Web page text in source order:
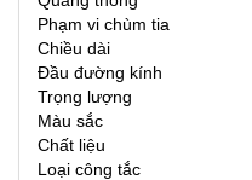
Phạm vi chùm tia
Chiều dài
Đầu đường kính
Trọng lượng
Màu sắc
Chất liệu
Loại công tắc